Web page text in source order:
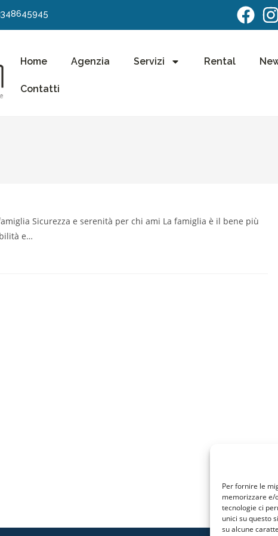
Per fornire le
memorizzare e/
tecnologie ci
unici su questo
su alcune
Home Agenzia Servizi Rental
Contatti
Sicurezza e serenità per chi ami La famiglia è il bene più
e…